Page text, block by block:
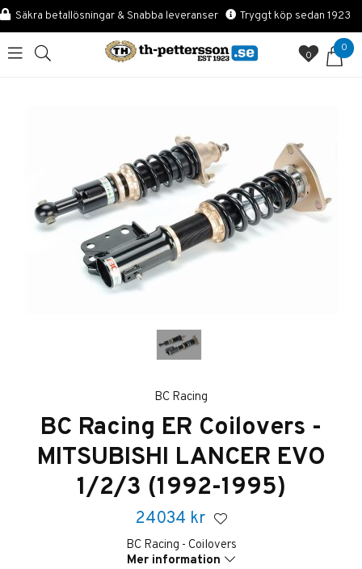
Säkra betallösningar & Snabba leveranser Tryggt köp sedan 1923
0
0
BC Racing
BC Racing ER Coilovers -
MITSUBISHI LANCER EVO
1/2/3 (1992-1995)
24034 kr
BC Racing - Coilovers
Mer information